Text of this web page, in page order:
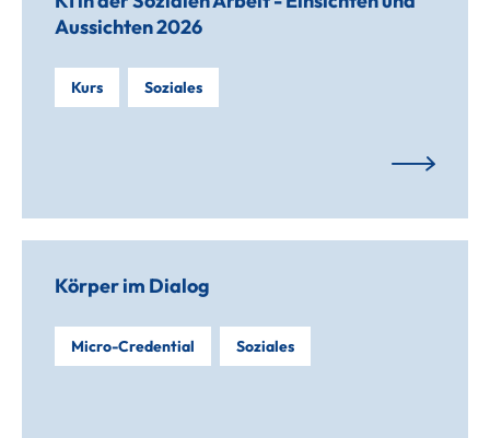
Aussichten 2026
Kurs Soziales
Körper im Dialog
Micro-Credential Soziales